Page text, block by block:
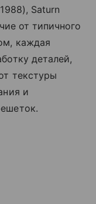
Saturn
от типичного
каждая
деталей,
текстуры
и